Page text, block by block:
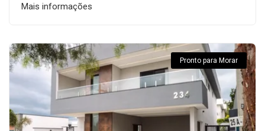
Mais informações
Pronto para Morar